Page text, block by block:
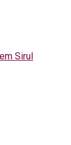
Sirul